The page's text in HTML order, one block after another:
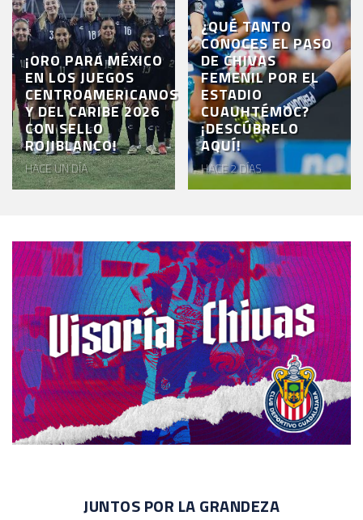
¡ORO PARA MÉXICO
EN LOS JUEGOS
CENTROAMERICANOS
Y DEL CARIBE 2026
CON SELLO
ROJIBLANCO!
HACE UN DÍA
¿QUÉ TANTO
CONOCES EL PASO
DE CHIVAS
FEMENIL POR EL
ESTADIO
CUAUHTÉMOC?
¡DESCÚBRELO
AQUÍ!
HACE 2 DÍAS
JUNTOS POR LA GRANDEZA